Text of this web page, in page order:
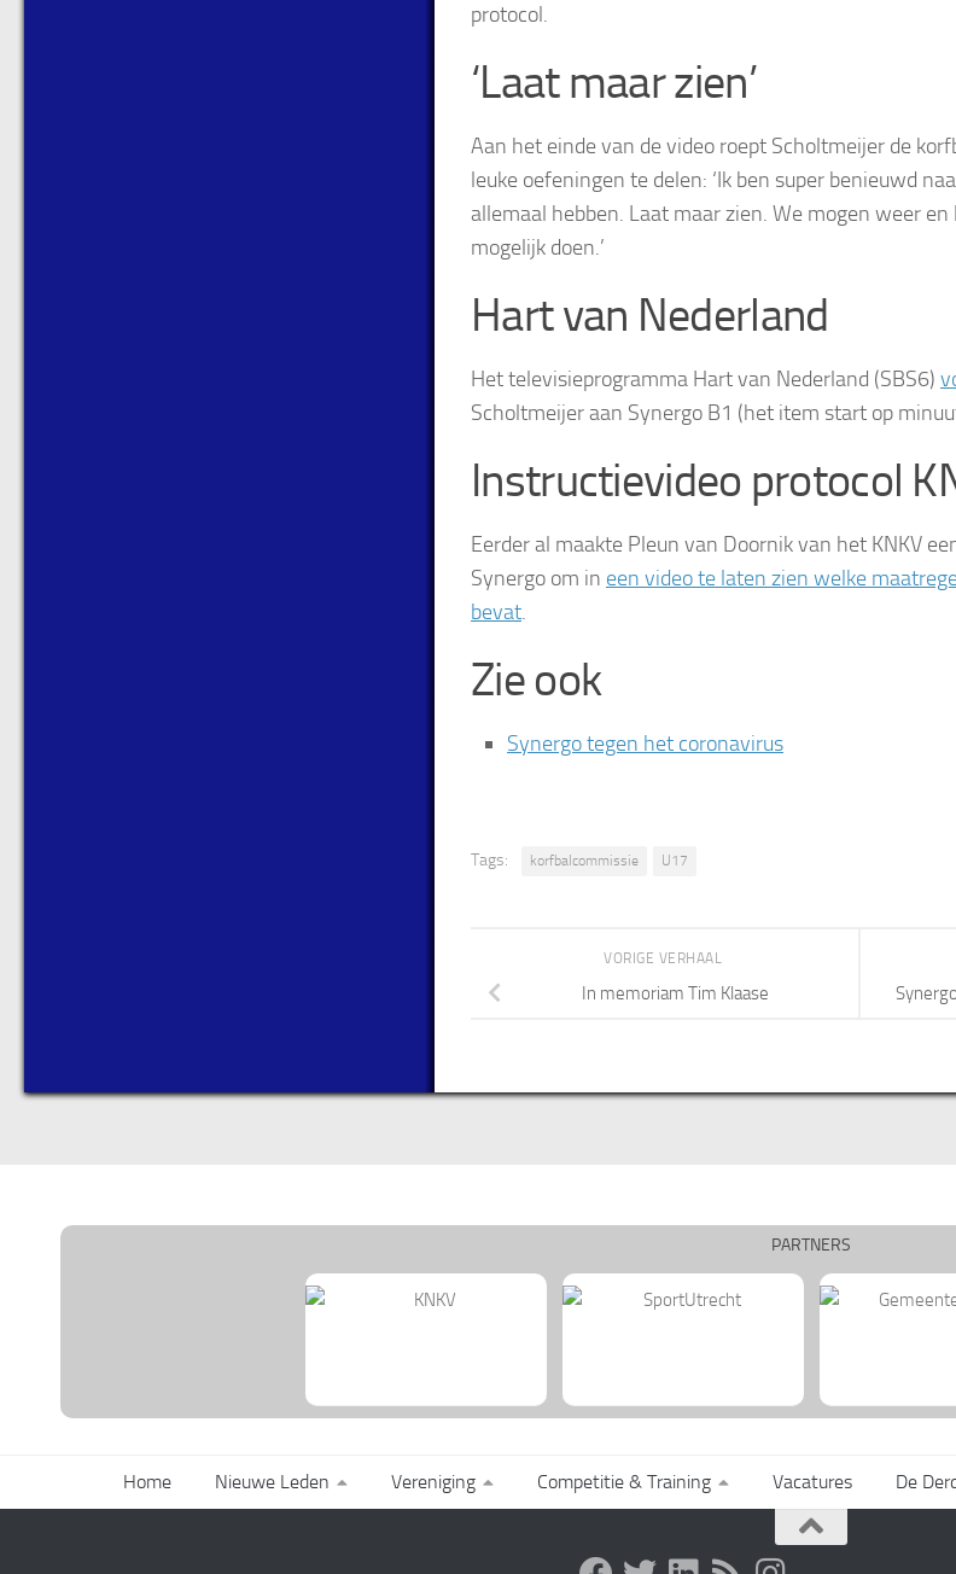
protocol.
‘Laat maar zien’
Aan het einde van de video roept Scholtmeijer de
leuke oefeningen te delen: ‘Ik ben super benieuwd
allemaal hebben. Laat maar zien. We mogen weer
mogelijk doen.’
Hart van Nederland
Het televisieprogramma Hart van Nederland (SBS6)
Scholtmeijer aan Synergo B1 (het item start op
Instructievideo protocol
Eerder al maakte Pleun van Doornik van het KNKV
Synergo om in een video te laten zien welke
bevat.
Zie ook
Synergo tegen het coronavirus
Tags: korfbalcommissie U17
VORIGE VERHAAL
In memoriam Tim Klaase
PARTNERS
Home Nieuwe Leden Vereniging Competitie & Training Vacatures De